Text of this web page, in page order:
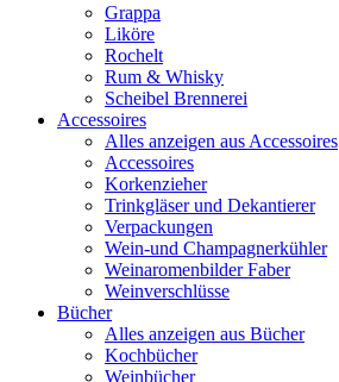
Grappa
Liköre
Rochelt
Rum & Whisky
Scheibel Brennerei
Accessoires
Alles anzeigen aus Accessoires
Accessoires
Korkenzieher
Trinkgläser und Dekantierer
Verpackungen
Wein-und Champagnerkühler
Weinaromenbilder Faber
Weinverschlüsse
Bücher
Alles anzeigen aus Bücher
Kochbücher
Weinbücher